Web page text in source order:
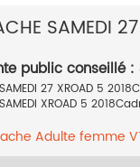
SAMEDI
public conseillé
SAMEDI 27 XROAD 5
SAMEDI XROAD 5
Adulte femme
27.5 poucesGris2018